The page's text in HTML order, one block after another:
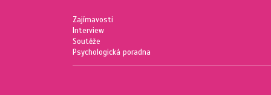
Zajímavosti
Interview
Soutěže
Psychologická poradna